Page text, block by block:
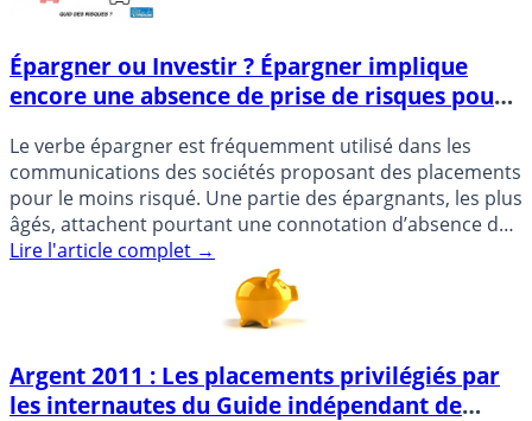
Épargner ou Investir ? Épargner implique
encore une absence de prise de risques pour
Le verbe épargner est fréquemment utilisé dans les
communications des sociétés proposant des placements
pour le moins risqué. Une partie des épargnants, les plus
âgés, attachent pourtant une connotation d’absence de
risque à (...)
Lire l'article complet →
Argent 2011 : Les placements privilégiés par
les internautes du Guide indépendant de